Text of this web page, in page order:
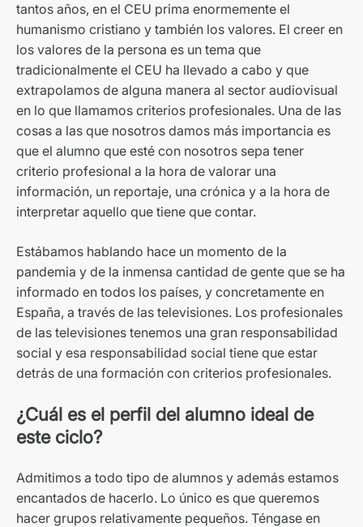
tantos años, en el CEU prima enormemente el
humanismo cristiano y también los valores. El creer en
los valores de la persona es un tema que
tradicionalmente el CEU ha llevado a cabo y que
extrapolamos de alguna manera al sector audiovisual
en lo que llamamos criterios profesionales. Una de las
cosas a las que nosotros damos más importancia es
que el alumno que esté con nosotros sepa tener
criterio profesional a la hora de valorar una
información, un reportaje, una crónica y a la hora de
interpretar aquello que tiene que contar.
Estábamos hablando hace un momento de la
pandemia y de la inmensa cantidad de gente que se ha
informado en todos los países, y concretamente en
España, a través de las televisiones. Los profesionales
de las televisiones tenemos una gran responsabilidad
social y esa responsabilidad social tiene que estar
detrás de una formación con criterios profesionales.
¿Cuál es el perfil del alumno ideal de
este ciclo?
Admitimos a todo tipo de alumnos y además estamos
encantados de hacerlo. Lo único es que queremos
hacer grupos relativamente pequeños. Téngase en